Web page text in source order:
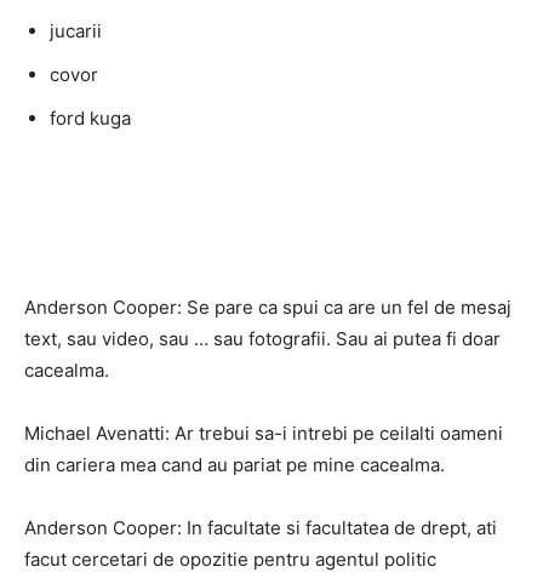
jucarii
covor
ford kuga
Anderson Cooper: Se pare ca spui ca are un fel de mesaj
text, sau video, sau … sau fotografii. Sau ai putea fi doar
cacealma.
Michael Avenatti: Ar trebui sa-i intrebi pe ceilalti oameni
din cariera mea cand au pariat pe mine cacealma.
Anderson Cooper: In facultate si facultatea de drept, ati
facut cercetari de opozitie pentru agentul politic